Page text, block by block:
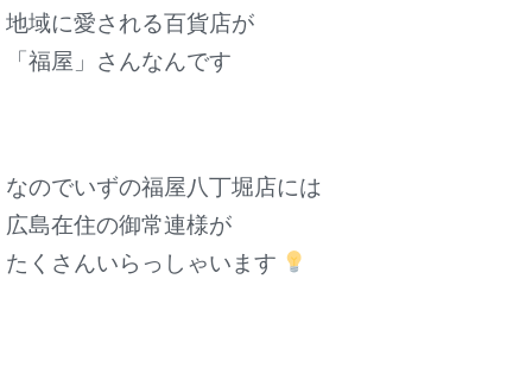
地域に愛される百貨店が
「福屋」さんなんです
なのでいずの福屋八丁堀店には
広島在住の御常連様が
たくさんいらっしゃいます